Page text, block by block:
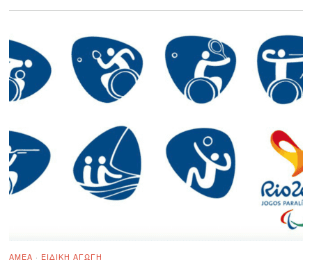
ΑΜΕΑ · ΕΙΔΙΚΉ ΑΓΩΓΉ